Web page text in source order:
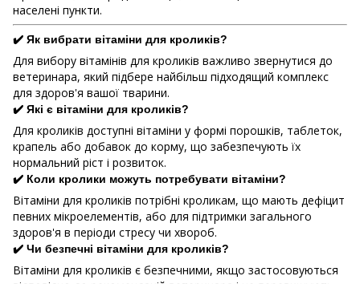
населені пункти.
✔️ Як вибрати вітаміни для кроликів?
Для вибору вітамінів для кроликів важливо звернутися до
ветеринара, який підбере найбільш підходящий комплекс
для здоров'я вашої тварини.
✔️ Які є вітаміни для кроликів?
Для кроликів доступні вітаміни у формі порошків, таблеток,
крапель або добавок до корму, що забезпечують їх
нормальний ріст і розвиток.
✔️ Коли кролики можуть потребувати вітаміни?
Вітаміни для кроликів потрібні кроликам, що мають дефіцит
певних мікроелементів, або для підтримки загального
здоров'я в періоди стресу чи хвороб.
✔️ Чи безпечні вітаміни для кроликів?
Вітаміни для кроликів є безпечними, якщо застосовуються